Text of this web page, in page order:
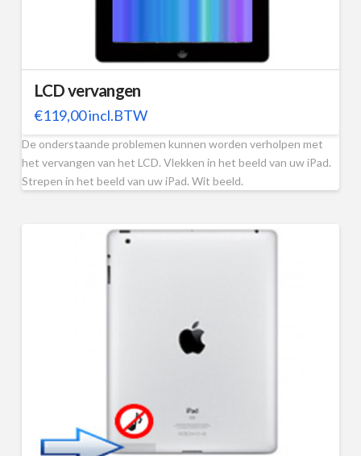
LCD vervangen
€119,00incl.BTW
De onderstaande problemen kunnen worden verholpen met
het vervangen van het LCD. Vlekken in het beeld van uw iPad.
Strepen in het beeld van uw iPad. Wit beeld.